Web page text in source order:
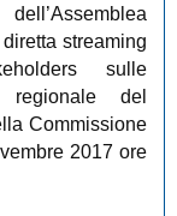
streaming
sulle
regionale del
Commissione
2017 ore